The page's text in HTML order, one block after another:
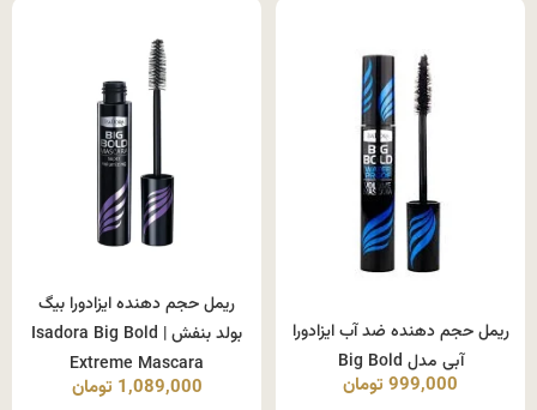
ریمل حجم دهنده ضد آب ایزادورا
آبی مدل Big Bold
999,000 تومان
ریمل حجم دهنده ایزادورا بیگ
بولد بنفش | Isadora Big Bold
Extreme Mascara
1,089,000 تومان